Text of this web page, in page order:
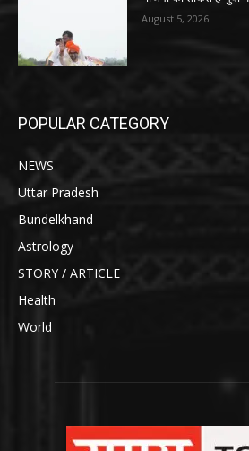
August 5, 2026
POPULAR CATEGORY
NEWS
Uttar Pradesh
Bundelkhand
Astrology
STORY / ARTICLE
Health
World